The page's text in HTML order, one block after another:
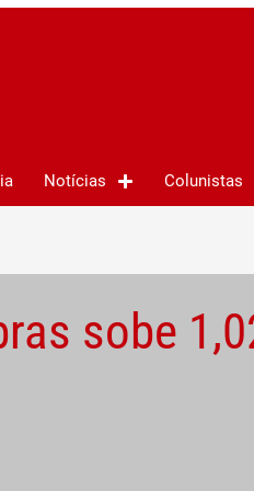
Notícias Colunistas
sobe